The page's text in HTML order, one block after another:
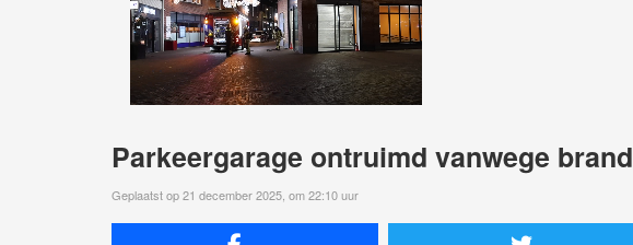
Parkeergarage ontruimd vanwege brand
Geplaatst op 21 december 2025, om 22:10 uur